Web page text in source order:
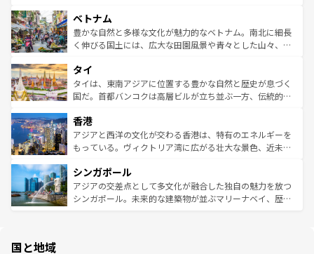
参照してほしい。
容にもいいと評判のスイーツなど、バラエティ豊かな料理
が味わえる。 なお、新着の台湾情報は コンテンツ一覧を参
照してほしい。
き、地方に足を延ばせば四季折々の自然美を楽しむことが
できる。そして、キムチや焼肉、絶品のストリートフード
まで、さまざまな韓国料理が待っている。夜には、韓国な
リティに包まれながら、韓国の多彩な魅力を心ゆくまで味
わってみてほしい。 なお、新着の韓国情報はコンテンツ一
覧を参照してほしい。
ベトナム
豊かな自然と多様な文化が魅力的なベトナム。南北に細長
く伸びる国土には、広大な田園風景や青々とした山々、世
急速な発展と共に伝統が息づく。ハノイの古い町並みやホ
ーチミン市のフランス統治時代の建物も、独特の雰囲気を
醸し出している。また、バラエティの豊かさとおいしさで
とつ。フォーやバインミー、ベトナムコーヒーなどは、ぜ
ひ現地で味わいたい。どの地域を訪れてもあたたかい人々
が旅行者を迎えてくれるので、きっと忘れられない旅にな
参照してほしい。
タイ
タイは、東南アジアに位置する豊かな自然と歴史が息づく
国だ。首都バンコクは高層ビルが立ち並ぶ一方、伝統的な
の活気が交差している。北部ではチェンマイなどの山岳地
帯で自然と触れ合い、南部ではプーケットやクラビの美し
いビーチでリゾート気分を楽しむことができる。タイ料理
激する。気候は一年中温暖で、どの季節にも異なる楽しみ
が待っている。親しみやすいタイの人々、仏教を中心とし
た文化、そして多様な観光資源が、訪れる旅人を魅了し続
香港
アジアと西洋の文化が交わる香港は、特有のエネルギーを
もっている。ヴィクトリア湾に広がる壮大な景色、近未来
み、どこを訪れても感動するはず。観光スポットが密集し
ており、効率よく見どころを回れるのも魅力。息をのむよ
うな絶景から文化的な体験まで、香港を存分に楽しみ尽く
シンガポール
アジアの交差点として多文化が融合した独自の魅力を放つ
シンガポール。未来的な建築物が並ぶマリーナベイ、歴史
国と地域